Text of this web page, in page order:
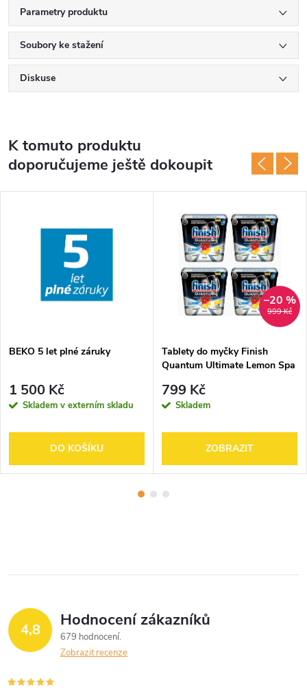
Parametry produktu
Soubory ke stažení
Diskuse
K tomuto produktu
doporučujeme ještě dokoupit
BEKO 5 let plné záruky
1 500 Kč
Skladem v externím skladu
DO KOŠÍKU
999 Kč
–20 %
Tablety do myčky Finish
Quantum Ultimate Lemon Spa
799 Kč
Skladem
ZOBRAZIT
4,8 Hodnocení zákazníků
679 hodnocení
Zobrazit recenze